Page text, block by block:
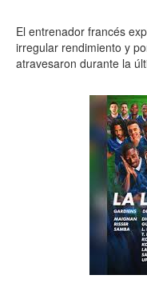
El entrenador francés
irregular rendimiento y
atravesaron durante la